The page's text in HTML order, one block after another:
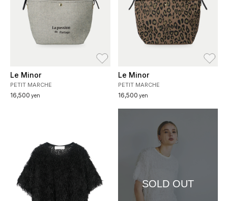
Le Minor
PETIT MARCHE
16,500 yen
Le Minor
PETIT MARCHE
16,500 yen
SOLD OUT